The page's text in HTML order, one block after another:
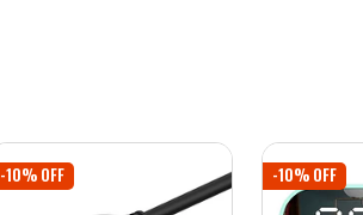
-10% OFF -10% OFF